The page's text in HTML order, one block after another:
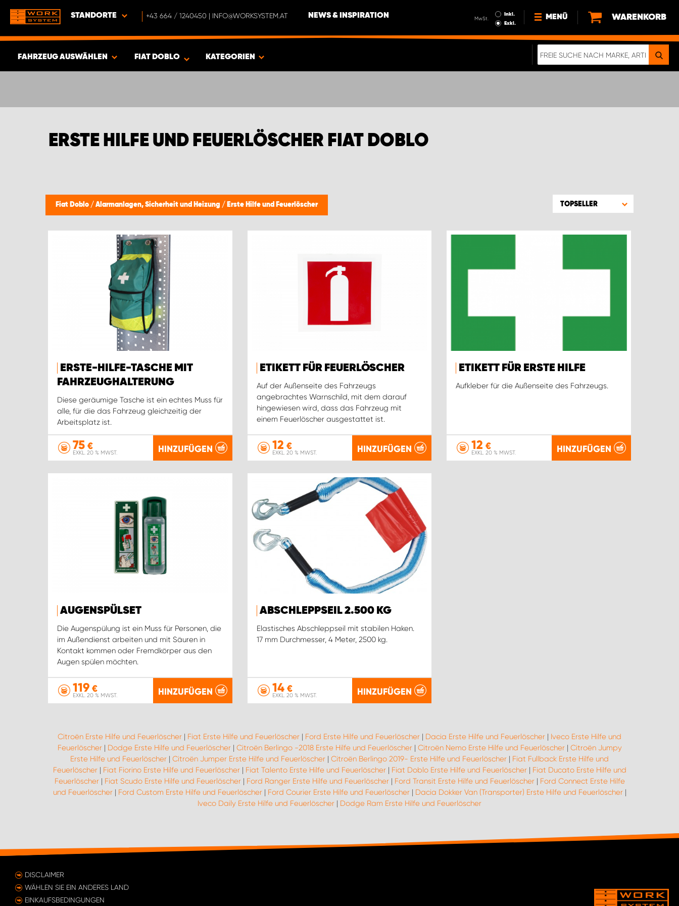
STANDORTE +43 664 / 1240450 | INFO@WORKSYSTEM.AT NEWS & INSPIRATION MwSt.
Inkl.
Exkl.
MENÜ
NEWS
WARENKORB
FAHRZEUG AUSWÄHLEN
ARTIKEL
FIAT DOBLO KATEGORIEN
ERSTE HILFE UND FEUERLÖSCHER FIAT DOBLO
Fiat Doblo / Alarmanlagen, Sicherheit und Heizung / Erste Hilfe und Feuerlöscher TOPSELLER
ERSTE-HILFE-TASCHE MIT
FAHRZEUGHALTERUNG
Diese geräumige Tasche ist ein echtes Muss für
alle, für die das Fahrzeug gleichzeitig der
Arbeitsplatz ist.
75 €
EXKL. 20 % MWST. HINZUFÜGEN
ETIKETT FÜR FEUERLÖSCHER
Auf der Außenseite des Fahrzeugs
angebrachtes Warnschild, mit dem darauf
hingewiesen wird, dass das Fahrzeug mit
einem Feuerlöscher ausgestattet ist.
12 €
EXKL. 20 % MWST. HINZUFÜGEN
ETIKETT FÜR ERSTE HILFE
Aufkleber für die Außenseite des Fahrzeugs.
12 €
EXKL. 20 % MWST. HINZUFÜGEN
AUGENSPÜLSET
Die Augenspülung ist ein Muss für Personen, die
im Außendienst arbeiten und mit Säuren in
Kontakt kommen oder Fremdkörper aus den
Augen spülen möchten.
119 €
EXKL. 20 % MWST. HINZUFÜGEN
ABSCHLEPPSEIL 2.500 KG
Elastisches Abschleppseil mit stabilen Haken.
17 mm Durchmesser, 4 Meter, 2500 kg.
14€
EXKL. 20 % MWST. HINZUFÜGEN
Citroën Erste Hilfe und Feuerlöscher | Fiat Erste Hilfe und Feuerlöscher | Ford Erste Hilfe und Feuerlöscher | Dacia Erste Hilfe und Feuerlöscher | Iveco Erste Hilfe und
Feuerlöscher| Dodge Erste Hilfe und Feuerlöscher| Citroën Berlingo -2018 Erste Hilfe und Feuerlöscher| Citroën Nemo Erste Hilfe und Feuerlöscher| Citroën Jumpy
Erste Hilfe und Feuerlöscher | Citroën Jumper Erste Hilfe und Feuerlöscher | Citroën Berlingo 2019- Erste Hilfe und Feuerlöscher | Fiat Fullback Erste Hilfe und
Feuerlöscher| Fiat Fiorino Erste Hilfe und Feuerlöscher| Fiat Talento Erste Hilfe und Feuerlöscher| Fiat Doblo Erste Hilfe und Feuerlöscher| Fiat Ducato Erste Hilfe und
Feuerlöscher| Fiat Scudo Erste Hilfe und Feuerlöscher| Ford Ranger Erste Hilfe und Feuerlöscher| Ford Transit Erste Hilfe und Feuerlöscher| Ford Connect Erste Hilfe
und Feuerlöscher| Ford Custom Erste Hilfe und Feuerlöscher| Ford Courier Erste Hilfe und Feuerlöscher| Dacia Dokker Van (Transporter) Erste Hilfe und Feuerlöscher|
Iveco Daily Erste Hilfe und Feuerlöscher | Dodge Ram Erste Hilfe und Feuerlöscher
DISCLAIMER
WÄHLEN SIE EIN ANDERES LAND
EINKAUFSBEDINGUNGEN